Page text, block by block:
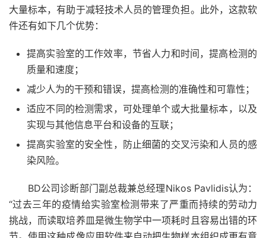
大量标本，有助于减轻技术人员的管理负担。 此外，这款软
件还有如下几个优势：
提高实验室的工作效率，节省人力和时间，提高检测的
质量和速度；
减少人为的干预和错误，提高检测的准确性和可靠性；
适应不同的检测需求，可处理单个或大批量标本，以及
实现与其他信息平台和设备的互联；
提高实验室的安全性，防止细菌的交叉污染和人员的感
染风险。
BD公司诊断部门副总裁兼总经理Nikos Pavlidis认为：
“过去三年的疫情给实验室检测带来了严重而持续的劳动力
挑战，而读取培养皿是微生物学中一项耗时且容易出错的环